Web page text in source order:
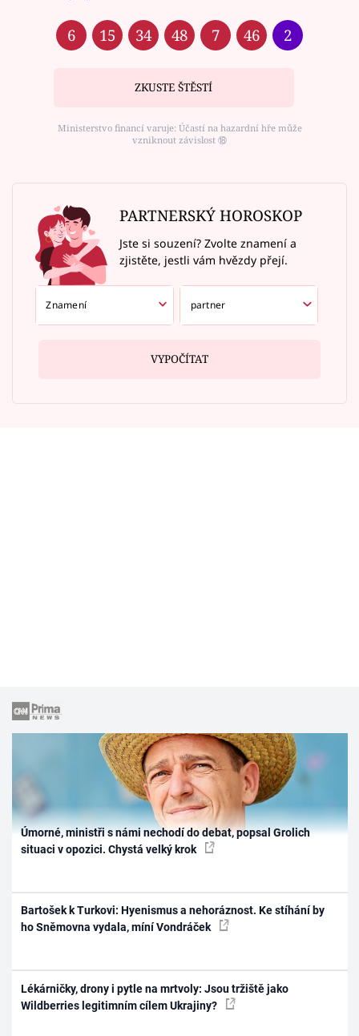
6 15 34 48 7 46 2
ZKUSTE ŠTĚSTÍ
Ministerstvo financí varuje: Účastí na hazardní hře může
vzniknout závislost ⑱
PARTNERSKÝ HOROSKOP
Jste si souzení? Zvolte znamení a
zjistěte, jestli vám hvězdy přejí.
VYPOČÍTAT
Úmorné, ministři s námi nechodí do debat, popsal Grolich
situaci v opozici. Chystá velký krok
Bartošek k Turkovi: Hyenismus a nehoráznost. Ke stíhání by
ho Sněmovna vydala, míní Vondráček
Lékárničky, drony i pytle na mrtvoly: Jsou tržiště jako
Wildberries legitimním cílem Ukrajiny?